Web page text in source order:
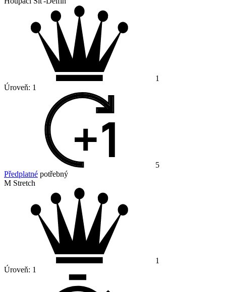
1
Úroveň: 1
5
Předplatné potřebný
M Stretch
1
Úroveň: 1